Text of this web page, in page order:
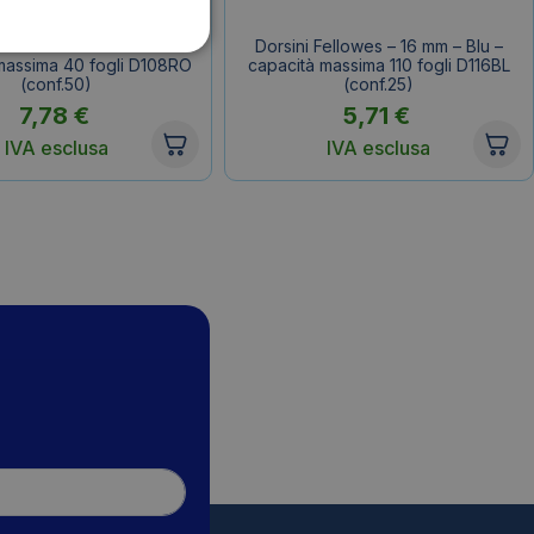
40 fogli D108RO
(conf.50)
7,78€
IVA esclusa
Dorsini Fellowes – 16 mm – Blu –
capacità massima 110 fogli D116BL
(conf.25)
5,71€
IVA esclusa